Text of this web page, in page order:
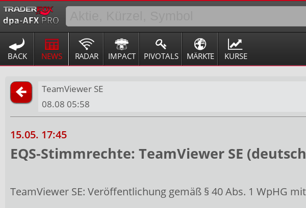
BACK NEWS RADAR IMPACT PIVOTALS MÄRKTE KURSE
TeamViewer SE
08.08 05:58
15.05. 17:45
EQS-Stimmrechte: TeamViewer SE
TeamViewer SE: Veröffentlichung gemäß § 40 Abs. 1 WpHG